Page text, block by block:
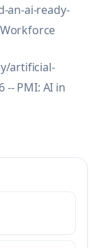
an-ai-ready-
artificial-
-- PMI: AI in